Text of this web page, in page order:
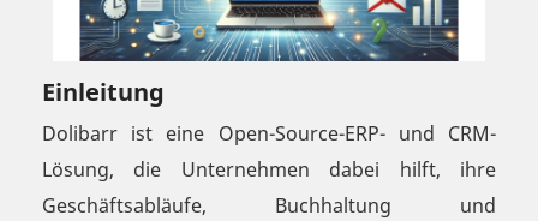
Einleitung
Dolibarr ist eine Open-Source-ERP- und CRM-
Lösung, die Unternehmen dabei hilft, ihre
Geschäftsabläufe, Buchhaltung und